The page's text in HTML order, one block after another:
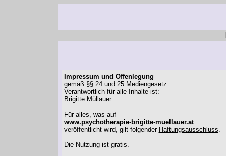
Impressum und Offenlegung
gemäß §§ 24 und 25 Mediengesetz.
Verantwortlich für alle Inhalte ist:
Brigitte Müllauer
Für alles, was auf
www.psychotherapie-brigitte-muellauer.at
veröffentlicht wird, gilt folgender Haftungsausschluss.
Die Nutzung ist gratis.